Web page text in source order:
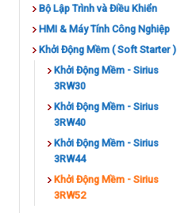
Bộ Lập Trình và Điều Khiển
HMI & Máy Tính Công Nghiệp
Khởi Động Mềm ( Soft Starter )
Khởi Động Mềm - Sirius
3RW30
Khởi Động Mềm - Sirius
3RW40
Khởi Động Mềm - Sirius
3RW44
Khởi Động Mềm - Sirius
3RW52